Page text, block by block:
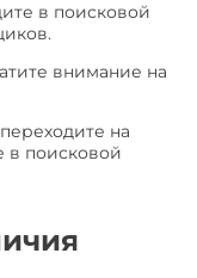
в поисковой
внимание на
на
в поисковой